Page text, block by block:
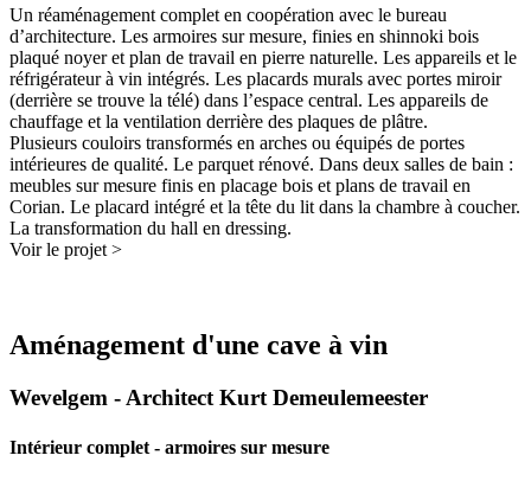
Un réaménagement complet en coopération avec le bureau
d’architecture. Les armoires sur mesure, finies en shinnoki bois
plaqué noyer et plan de travail en pierre naturelle. Les appareils et le
réfrigérateur à vin intégrés. Les placards murals avec portes miroir
(derrière se trouve la télé) dans l’espace central. Les appareils de
chauffage et la ventilation derrière des plaques de plâtre.
Plusieurs couloirs transformés en arches ou équipés de portes
intérieures de qualité. Le parquet rénové. Dans deux salles de bain :
meubles sur mesure finis en placage bois et plans de travail en
Corian. Le placard intégré et la tête du lit dans la chambre à coucher.
La transformation du hall en dressing.
Voir le projet >
Aménagement d'une cave à vin
Wevelgem - Architect Kurt Demeulemeester
Intérieur complet - armoires sur mesure